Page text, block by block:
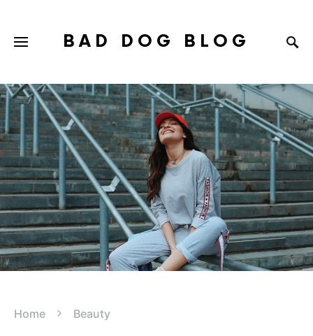
BAD DOG BLOG
Home Beauty